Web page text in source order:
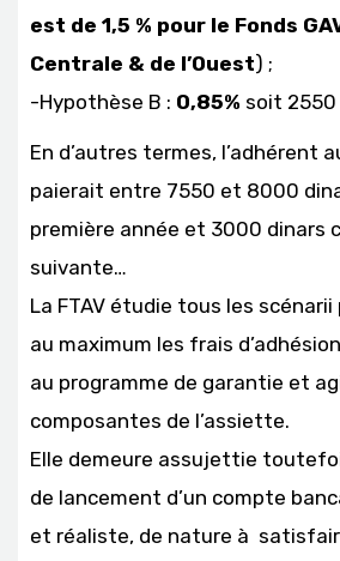
est de 1,5 % pour le Fonds
Centrale & de l’Ouest) ;
-Hypothèse B : 0,85% soit
En d’autres termes, l’adhérent
paierait entre 7550 et 8000
première année et 3000 dinars
suivante…
La FTAV étudie tous les
au maximum les frais
au programme de garantie et
composantes de l’assiette.
Elle demeure assujettie
de lancement d’un compte
et réaliste, de nature à